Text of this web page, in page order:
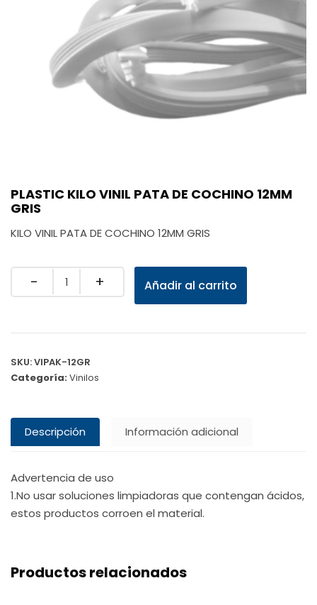
PLASTIC KILO VINIL PATA DE COCHINO 12MM
GRIS
KILO VINIL PATA DE COCHINO 12MM GRIS
Quantity Añadir al carrito
SKU:VIPAK-12GR
Categoría:Vinilos
Descripción Información adicional
Advertencia de uso
1.No usar soluciones limpiadoras que contengan ácidos,
estos productos corroen el material.
Productos relacionados